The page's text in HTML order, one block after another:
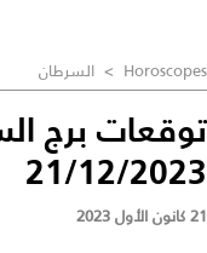
Horoscopes
> السرطان
توقعات برج
21/12/2023
21 كانون الأول 2023